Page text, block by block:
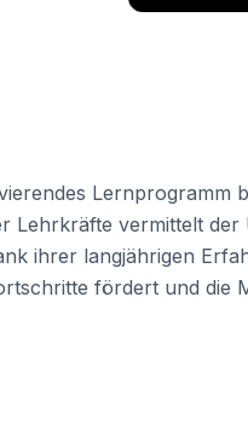
Lernprogramm
Lehrkräfte vermittelt
ihrer langjährigen
fördert und die